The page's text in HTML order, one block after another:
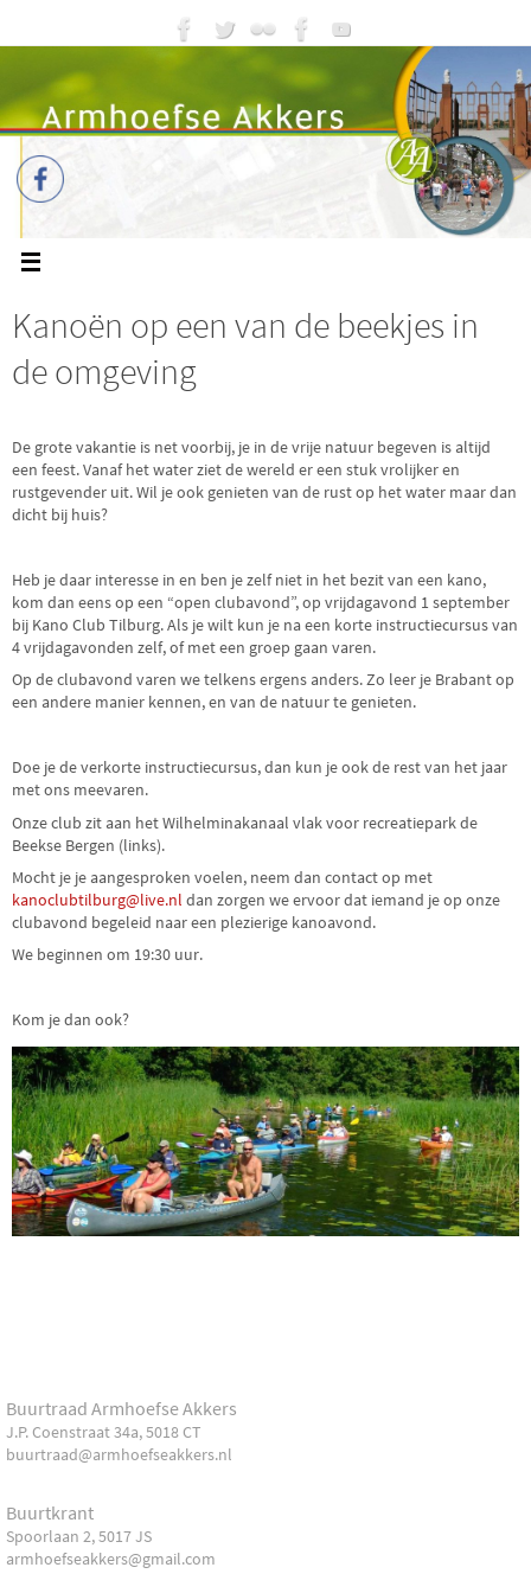
Kanoën op een van de beekjes in
de omgeving
De grote vakantie is net voorbij, je in de vrije natuur begeven is altijd
een feest. Vanaf het water ziet de wereld er een stuk vrolijker en
rustgevender uit. Wil je ook genieten van de rust op het water maar dan
dicht bij huis?
Heb je daar interesse in en ben je zelf niet in het bezit van een kano,
kom dan eens op een “open clubavond”, op vrijdagavond 1 september
bij Kano Club Tilburg. Als je wilt kun je na een korte instructiecursus van
4 vrijdagavonden zelf, of met een groep gaan varen.
Op de clubavond varen we telkens ergens anders. Zo leer je Brabant op
een andere manier kennen, en van de natuur te genieten.
Doe je de verkorte instructiecursus, dan kun je ook de rest van het jaar
met ons meevaren.
Onze club zit aan het Wilhelminakanaal vlak voor recreatiepark de
Beekse Bergen (links).
Mocht je je aangesproken voelen, neem dan contact op met
kanoclubtilburg@live.nl dan zorgen we ervoor dat iemand je op onze
clubavond begeleid naar een plezierige kanoavond.
We beginnen om 19:30 uur.
Kom je dan ook?
Buurtraad Armhoefse Akkers
J.P. Coenstraat 34a, 5018 CT
buurtraad@armhoefseakkers.nl
Buurtkrant
Spoorlaan 2, 5017 JS
armhoefseakkers@gmail.com